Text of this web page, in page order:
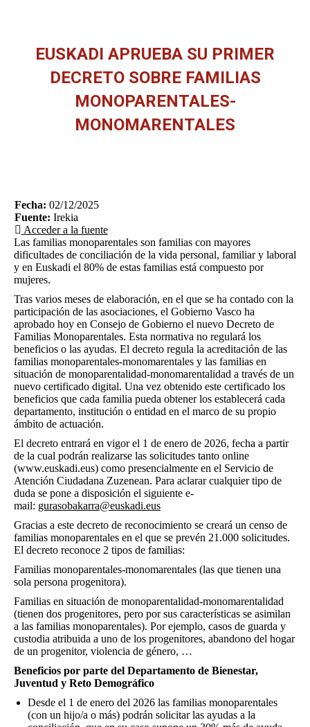
EUSKADI APRUEBA SU PRIMER
DECRETO SOBRE FAMILIAS
MONOPARENTALES-
MONOMARENTALES
Fecha: 02/12/2025
Fuente: Irekia
Acceder a la fuente
Las familias monoparentales son familias con mayores
dificultades de conciliación de la vida personal, familiar y laboral
y en Euskadi el 80% de estas familias está compuesto por
mujeres.
Tras varios meses de elaboración, en el que se ha contado con la
participación de las asociaciones, el Gobierno Vasco ha
aprobado hoy en Consejo de Gobierno el nuevo Decreto de
Familias Monoparentales. Esta normativa no regulará los
beneficios o las ayudas. El decreto regula la acreditación de las
familias monoparentales-monomarentales y las familias en
situación de monoparentalidad-monomarentalidad a través de un
nuevo certificado digital. Una vez obtenido este certificado los
beneficios que cada familia pueda obtener los establecerá cada
departamento, institución o entidad en el marco de su propio
ámbito de actuación.
El decreto entrará en vigor el 1 de enero de 2026, fecha a partir
de la cual podrán realizarse las solicitudes tanto online
(www.euskadi.eus) como presencialmente en el Servicio de
Atención Ciudadana Zuzenean. Para aclarar cualquier tipo de
duda se pone a disposición el siguiente e-
mail: gurasobakarra@euskadi.eus
Gracias a este decreto de reconocimiento se creará un censo de
familias monoparentales en el que se prevén 21.000 solicitudes.
El decreto reconoce 2 tipos de familias:
Familias monoparentales-monomarentales (las que tienen una
sola persona progenitora).
Familias en situación de monoparentalidad-monomarentalidad
(tienen dos progenitores, pero por sus características se asimilan
a las familias monoparentales). Por ejemplo, casos de guarda y
custodia atribuida a uno de los progenitores, abandono del hogar
de un progenitor, violencia de género, …
Beneficios por parte del Departamento de Bienestar,
Juventud y Reto Demográfico
Desde el 1 de enero del 2026 las familias monoparentales
(con un hijo/a o más) podrán solicitar las ayudas a la